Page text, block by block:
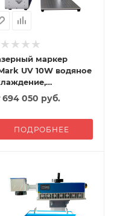
маркер
UV 10W водяное
694 050 руб.
ПОДРОБНЕЕ